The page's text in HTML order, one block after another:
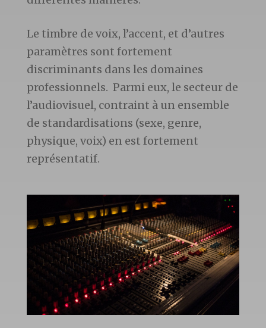
Le timbre de voix, l’accent, et d’autres
paramètres sont fortement
discriminants dans les domaines
professionnels. Parmi eux, le secteur de
l’audiovisuel, contraint à un ensemble
de standardisations (sexe, genre,
physique, voix) en est fortement
représentatif.